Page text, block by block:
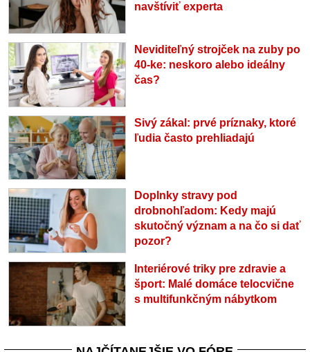
navštíviť experta
Neviditeľný strojček na zuby po
40-ke: neskoro alebo ideálny
čas?
Sivý zákal: prvé príznaky, ktoré
ľudia často prehliadajú
Doplnky stravy pod
drobnohľadom: Kedy majú
skutočný význam a na čo si dať
pozor?
Interiérové triky pre zdravie a
šport: Malé domáce telocvične
s multifunkčným nábytkom